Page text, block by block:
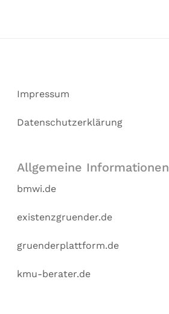
Impressum
Datenschutzerklärung
Allgemeine Informationen
bmwi.de
existenzgruender.de
gruenderplattform.de
kmu-berater.de